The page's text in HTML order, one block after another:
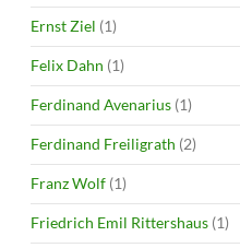
Ernst Ziel (1)
Felix Dahn (1)
Ferdinand Avenarius (1)
Ferdinand Freiligrath (2)
Franz Wolf (1)
Friedrich Emil Rittershaus (1)